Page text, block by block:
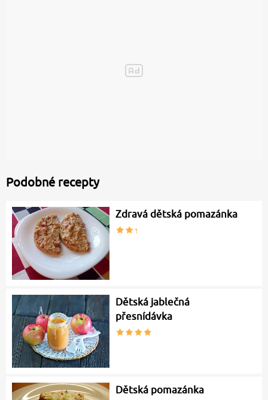
Podobné recepty
Zdravá dětská pomazánka
Dětská jablečná
přesnídávka
Dětská pomazánka